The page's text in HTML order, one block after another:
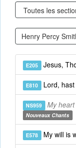
E205 Jesus,
E810 Lord, hast
NS959 My
Nouveaux Chants
E578 My will is